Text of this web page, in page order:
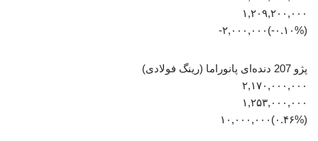
۱,۲۰۹,۲۰۰,۰۰۰
(‎-۰.۱۰%‏)‎-۲,۰۰۰,۰۰۰‏
پژو 207 دنده‌ای پانوراما (رینگ فولادی)
۲,۱۷۰,۰۰۰,۰۰۰
۱,۲۵۳,۰۰۰,۰۰۰
(‎۰.۴۶%‏)‎۱۰,۰۰۰,۰۰۰‏